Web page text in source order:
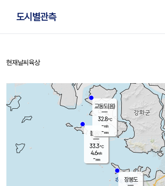
도시별관측
홈
현재날씨 육상
볼음도
33.3℃
4.6m/s
-mm
장봉도
교동도(음)
32.8℃
-m/s
-mm